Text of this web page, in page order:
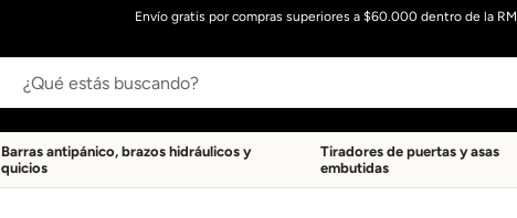
Envío gratis por compras superiores a $60.000 dentro de la RM
Barras antipánico, brazos hidráulicos y
quicios
Tiradores de puertas y asas
embutidas